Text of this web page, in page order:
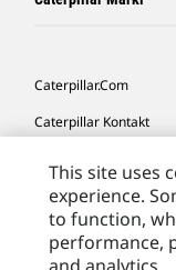
Caterpillar.com
Caterpillar Kontakt
Moje Preferencje
Site Map
This site uses
experience.
to function,
performance,